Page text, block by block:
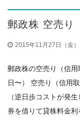
へ
移
動
郵政株 空売り
2015年11月27日（金）
郵政株の空売り（信
日〜） 空売り（信用
（逆日歩コストが発
券を借りて貸株料金